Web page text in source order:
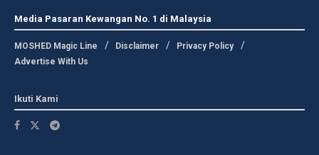
Media Pasaran Kewangan No. 1 di Malaysia
MOSHED Magic Line Disclaimer
Privacy Policy
Advertise With Us
Ikuti Kami